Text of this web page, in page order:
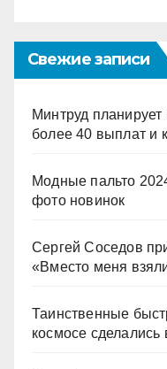
Свежие записи
Минтруд
более 40 выплат и
Модные пальто
фото новинок
Сергей Соседов
«Вместо меня
Таинственные
космосе